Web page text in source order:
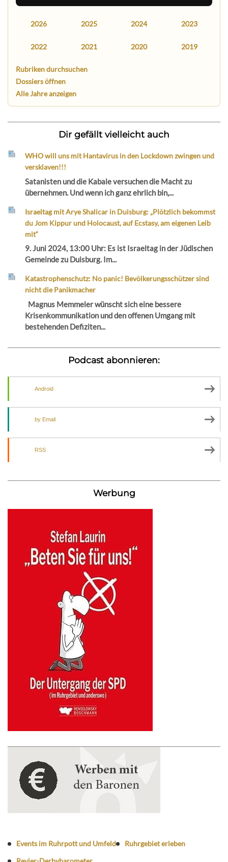
2026 2025 2024 2023
2022 2021 2020 2019
Rubriken durchsuchen
Dossiers öffnen
Alle Jahre anzeigen
Dir gefällt vielleicht auch
WHO will uns mit Hantavirus in den Lockdown zwingen und
versklaven!!!
Satanisten und die Kabale versuchen die Macht zu
übernehmen. Und wenn ich ganz ehrlich bin,...
Israeltag mit Arye Shalicar in Duisburg: „Plötzlich bekommst
du Jom Kippur und Holocaust, auf Ecstasy, am eigenen Leib
mit“
9. Juni 2024, 13:00 Uhr: Es ist Israeltag in der Jüdischen
Gemeinde zu Duisburg. Im...
Katastrophenschutz: No panic! Bevölkerungsschützer sind
nicht die Panikmacher
Magnus Memmeler wünscht sich eine bessere
Krisenkommunikation und den offenen Umgang mit
bestehenden Defiziten...
Podcast abonnieren:
Android
by Email
RSS
Werbung
Events im Ruhrpott und Umfeld
Ruhrgebiet erleben